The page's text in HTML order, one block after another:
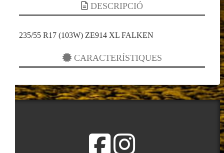
DESCRIPCIÓ
235/55 R17 (103W) ZE914 XL FALKEN
CARACTERÍSTIQUES